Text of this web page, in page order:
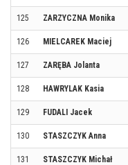
125 ZARZYCZNA Monika
126 MIELCAREK Maciej
127 ZARĘBA Jolanta
128 HAWRYLAK Kasia
129 FUDALI Jacek
130 STASZCZYK Anna
131 STASZCZYK Michał